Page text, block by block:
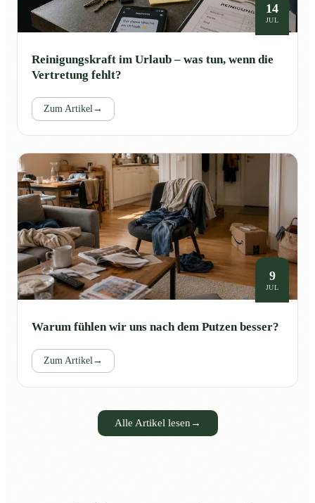
14
JUL
Reinigungskraft im Urlaub – was tun, wenn die
Vertretung fehlt?
Zum Artikel→
9
JUL
Warum fühlen wir uns nach dem Putzen besser?
Zum Artikel→
Alle Artikel lesen →